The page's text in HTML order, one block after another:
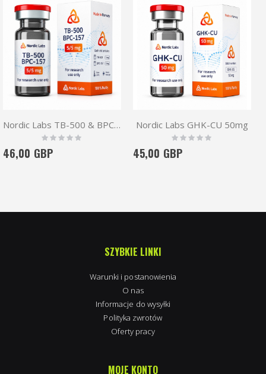
Nordic Labs TB-500 & BPC-157 5/5mg
Rating:
0%
46,00 GBP
Nordic Labs GHK-CU 50mg
Rating:
0%
45,00 GBP
SZYBKIE LINKI
Warunki i postanowienia
O nas
Informacje do wysyłki
Polityka zwrotów
Oferty pracy
MOJE KONTO